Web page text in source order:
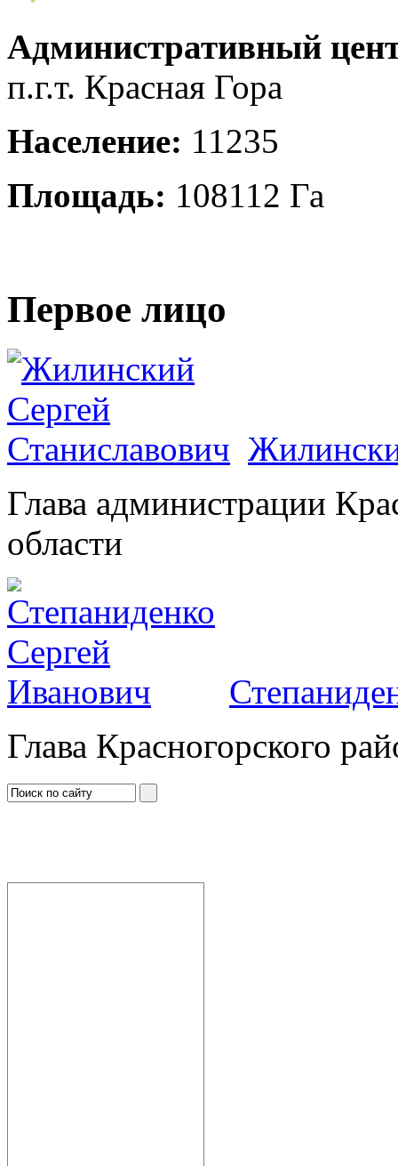
Административный
п.г.т. Красная Гора
Население: 11235
Площадь: 108112 Га
Первое лицо
Глава администрации
области
Глава Красногорского